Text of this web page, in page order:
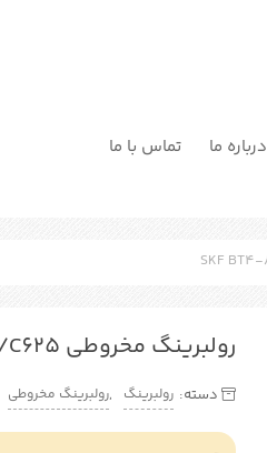
درباره ما تماس با ما
رولبرینگ مخروطی SKF BT4-8108 E/C625
دسته: رولبرینگ ,رولبرینگ مخروطی